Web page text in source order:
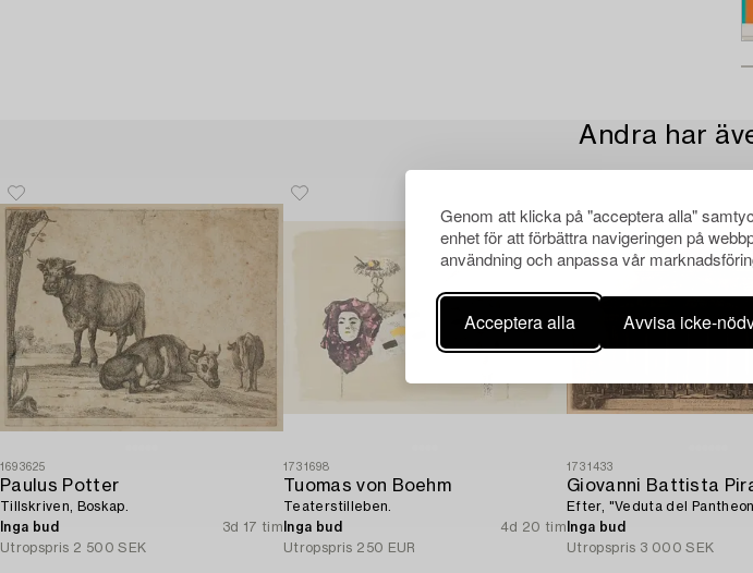
Genom att klicka på "acceptera alla"
enhet för att förbättra navigeringen på
användning och anpassa vår
Acceptera alla Avvisa icke-
Andra har
1693625
Paulus Potter
Tillskriven, Boskap.
Inga bud
3d 17 tim
Utropspris 2 500 SEK
1731698
Tuomas von Boehm
Teaterstilleben.
Inga bud
4d 20 tim
Utropspris 250 EUR
1731433
Giovanni Battista
Efter, "Veduta del
Inga bud
Utropspris 3 000 SEK